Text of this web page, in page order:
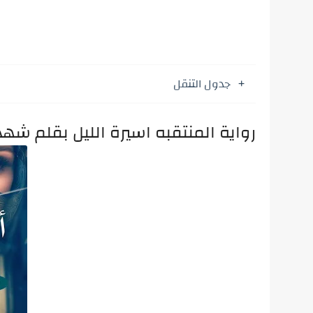
جدول التنقل
رواية المنتقبه اسيرة الليل بقلم